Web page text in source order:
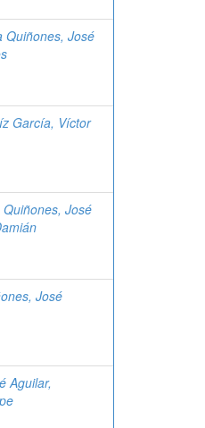
Quiñones, José
García, Víctor
José
José
Aguilar,